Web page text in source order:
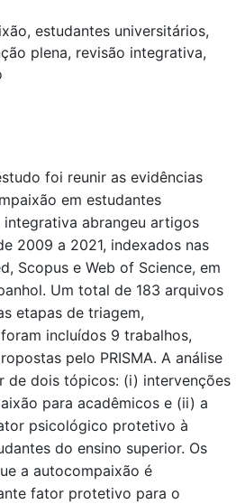
estudantes universitários,
plena, revisão integrativa,
foi reunir as evidências
em estudantes
abrangeu artigos
2009 a 2021, indexados nas
Scopus e Web of Science, em
Um total de 183 arquivos
etapas de triagem,
incluídos 9 trabalhos,
pelo PRISMA. A análise
de dois tópicos: (i) intervenções
para acadêmicos e (ii) a
psicológico protetivo à
do ensino superior. Os
a autocompaixão é
fator protetivo para o